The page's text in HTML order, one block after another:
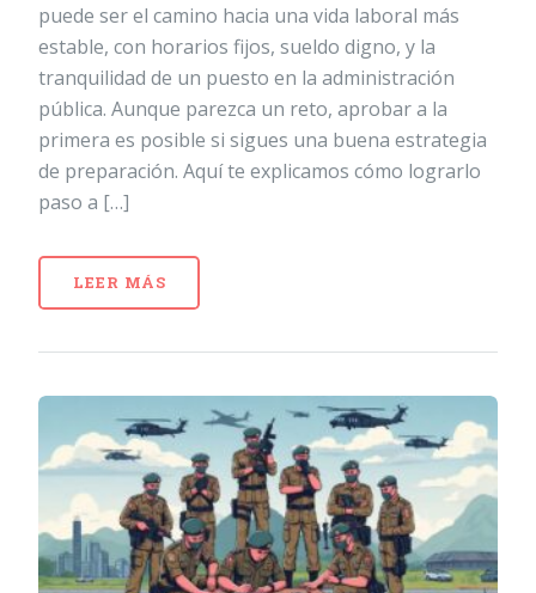
puede ser el camino hacia una vida laboral más
estable, con horarios fijos, sueldo digno, y la
tranquilidad de un puesto en la administración
pública. Aunque parezca un reto, aprobar a la
primera es posible si sigues una buena estrategia
de preparación. Aquí te explicamos cómo lograrlo
paso a […]
LEER MÁS